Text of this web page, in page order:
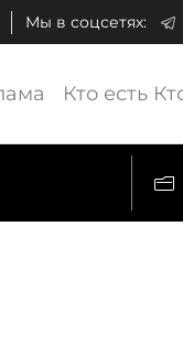
Мы в соцсетях:
Кто есть